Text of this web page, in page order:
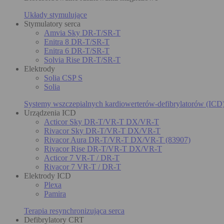
Układy stymulujące
Stymulatory serca
Amvia Sky DR-T/SR-T
Enitra 8 DR-T/SR-T
Enitra 6 DR-T/SR-T
Solvia Rise DR-T/SR-T
Elektrody
Solia CSP S
Solia
Systemy wszczepialnych kardiowerterów-defibrylatorów
Urządzenia ICD
Acticor Sky DR-T/VR-T DX/VR-T
Rivacor Sky DR-T/VR-T DX/VR-T
Rivacor Aura DR-T/VR-T DX/VR-T (83907)
Rivacor Rise DR-T/VR-T DX/VR-T
Acticor 7 VR-T / DR-T
Rivacor 7 VR-T / DR-T
Elektrody ICD
Plexa
Pamira
Terapia resynchronizująca serca
Defibrylatory CRT